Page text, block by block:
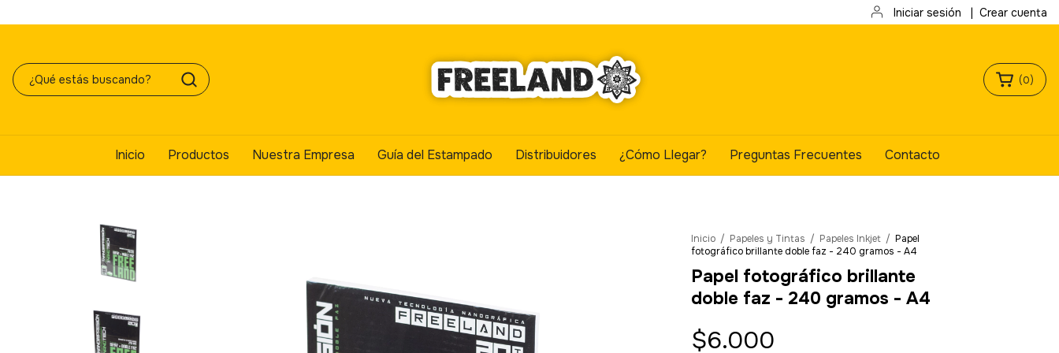
Iniciar sesión | Crear cuenta
(0)
Inicio Productos Nuestra Empresa Guía del Estampado Distribuidores ¿Cómo Llegar? Preguntas Frecuentes Contacto
Inicio / Papeles y Tintas / Papeles Inkjet / Papel
fotográfico brillante doble faz - 240 gramos - A4
Papel fotográfico brillante
doble faz - 240 gramos - A4
$6.000